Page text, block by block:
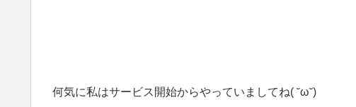
何気に私はサービス開始からやっていましてね( ˘ω˘)